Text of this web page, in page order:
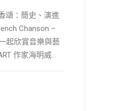
頌：簡史、演進
Chanson –
起欣賞音樂與藝
作家海明威…